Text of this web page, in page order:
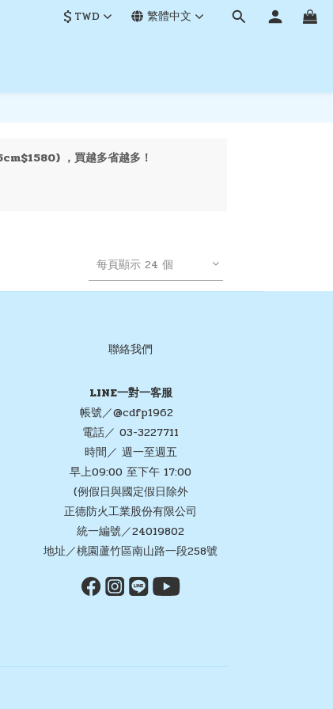
$ TWD 繁體中文
，買越多省越多！
每頁顯示 24 個
聯絡我們
LINE一對一客服
帳號／@cdfp1962
電話／ 03-3227711
時間／ 週一至週五
早上09:00 至下午 17:00
(例假日與國定假日除外
正德防火工業股份有限公司
統一編號／24019802
地址／桃園蘆竹區南山路一段258號